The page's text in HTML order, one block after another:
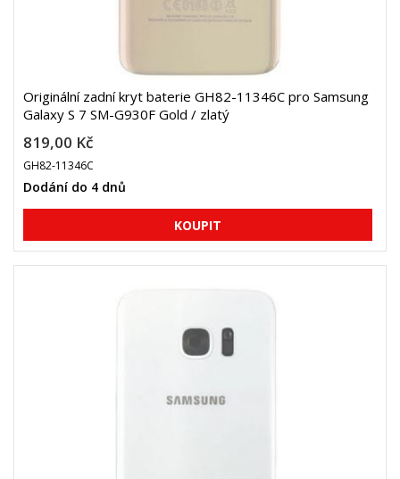
Originální zadní kryt baterie GH82-11346C pro Samsung
Galaxy S 7 SM-G930F Gold / zlatý
819,00 Kč
GH82-11346C
Dodání do 4 dnů